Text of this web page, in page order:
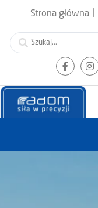
Strona główna